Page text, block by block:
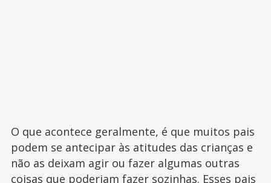
O que acontece geralmente, é que muitos pais
podem se antecipar às atitudes das crianças e
não as deixam agir ou fazer algumas outras
coisas que poderiam fazer sozinhas. Esses pais